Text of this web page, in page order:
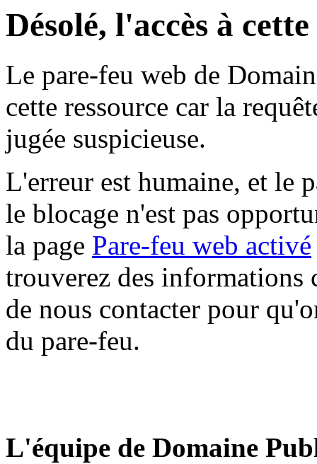
Désolé, l'accès à
Le pare-feu web de
cette ressource car la
jugée suspicieuse.
L'erreur est humaine, et le
le blocage n'est pas
la page Pare-feu web activé
trouverez des informations
de nous contacter pour
du pare-feu.
L'équipe de Domaine